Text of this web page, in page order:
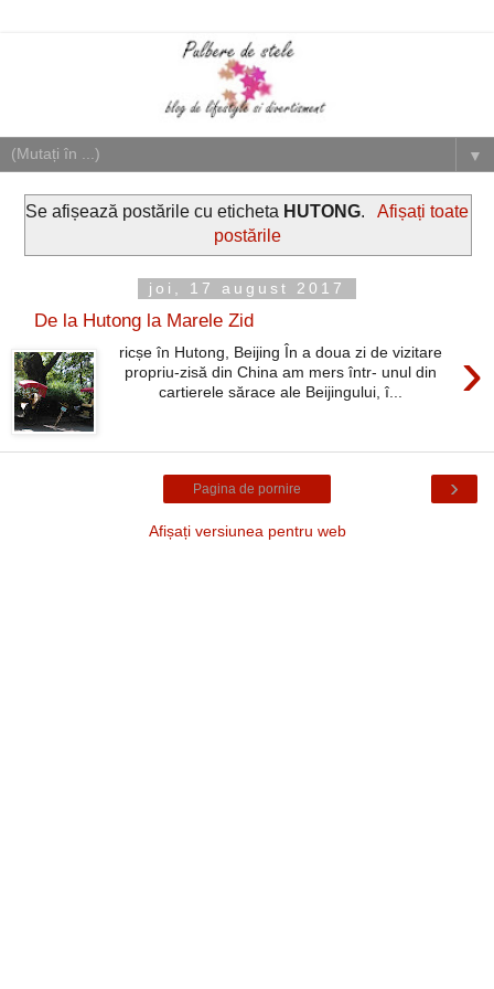
▼
Se afișează postările cu eticheta HUTONG.
Afișați toate
postările
joi, 17 august 2017
De la Hutong la Marele Zid
›
ricșe în Hutong, Beijing În a doua zi de vizitare
propriu-zisă din China am mers într- unul din
cartierele sărace ale Beijingului, î...
›
Pagina de pornire
Afișați versiunea pentru web